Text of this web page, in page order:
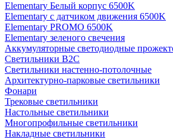
Elementary Белый корпус 6500K
Elementary с датчиком движения 6500K
Elementary PROMO 6500K
Elementary зеленого свечения
Аккумуляторные светодиодные
Светильники B2C
Светильники настенно-потолочные
Архитектурно-парковые светильники
Фонари
Трековые светильники
Настольные светильники
Многопрофильные светильники
Накладные светильники